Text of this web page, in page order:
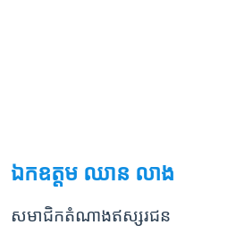
ឯកឧត្តម ឈាន លាង
សមាជិកតំណាងឥស្សរជន